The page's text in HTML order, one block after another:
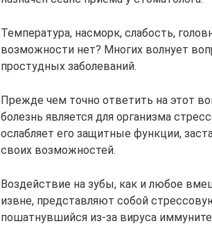
Температура, насморк, слабость,
возможности нет? Многих волнует
простудных заболеваний.
Прежде чем точно ответить на этот
болезнь является для организма
ослабляет его защитные функции,
своих возможностей.
Воздействие на зубы, как и любое
извне, представляют собой
пошатнувшийся из-за вируса